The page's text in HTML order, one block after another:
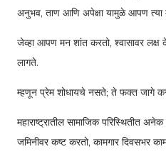
अनुभव, ताण आणि अपेक्षा यामुळे आपण त्या
जेव्हा आपण मन शांत करतो, श्वासावर लक्ष
लागते.
म्हणून प्रेम शोधायचे नसते; ते फक्त जागे
महाराष्ट्रातील सामाजिक परिस्थितीत
जमिनीवर कष्ट करतो, कामगार दिवसभर